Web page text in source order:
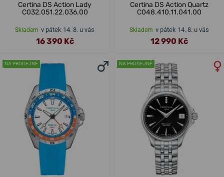
Certina DS Action Lady
C032.051.22.036.00
Skladem v pátek 14. 8. u vás
16 390 Kč
Certina DS Action Quartz
C048.410.11.041.00
Skladem v pátek 14. 8. u vás
12 990 Kč
NA PRODEJNĚ NA PRODEJNĚ